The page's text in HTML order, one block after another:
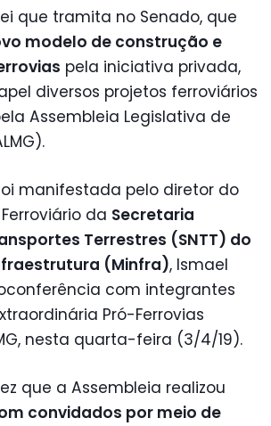
que tramita no Senado, que
modelo de construção e
pela iniciativa privada,
diversos projetos ferroviários
Assembleia Legislativa de
manifestada pelo diretor do
da Secretaria
Terrestres (SNTT) do
(Minfra), Ismael
com integrantes
Pró-Ferrovias
nesta quarta-feira (3/4/19).
que a Assembleia realizou
convidados por meio de